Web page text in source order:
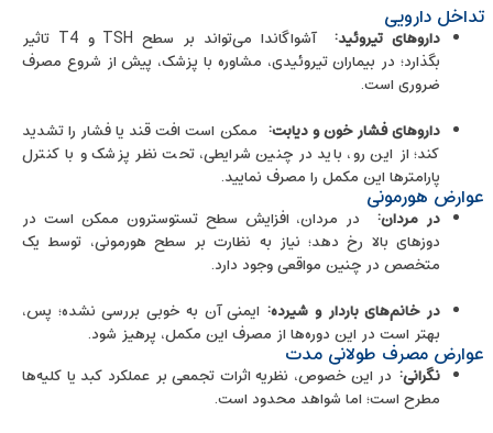
تداخل دارویی
داروهای تیروئید:
آشواگاندا می‌تواند بر سطح TSH و T4 تاثیر
بگذارد؛ در بیماران تیروئیدی، مشاوره با پزشک، پیش از شروع مصرف
ضروری است.
داروهای فشار خون و دیابت: ممکن است افت قند یا فشار را تشدید
کند؛ از این رو، باید در چنین شرایطی، تحت نظر پزشک و با کنترل
پارامترها این مکمل را مصرف نمایید.
عوارض هورمونی
در مردان: در مردان، افزایش سطح تستوسترون ممکن است در
دوزهای بالا رخ دهد؛ نیاز به نظارت بر سطح هورمونی، توسط یک
متخصص در چنین مواقعی وجود دارد.
در خانم‌های باردار و شیرده: ایمنی آن به ‌خوبی بررسی نشده؛ پس،
بهتر است در این دوره‌ها از مصرف این مکمل، پرهیز شود.
عوارض مصرف طولانی‌ مدت
نگرانی: در این خصوص، نظریه اثرات تجمعی بر عملکرد کبد یا کلیه‌ها
مطرح است؛ اما شواهد محدود است.